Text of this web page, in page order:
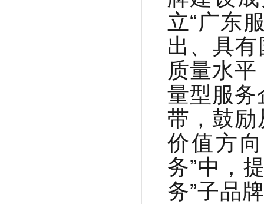
立“广东
出、具
质量水
量型服务
带，鼓励
价值方
务”中，
务”子品